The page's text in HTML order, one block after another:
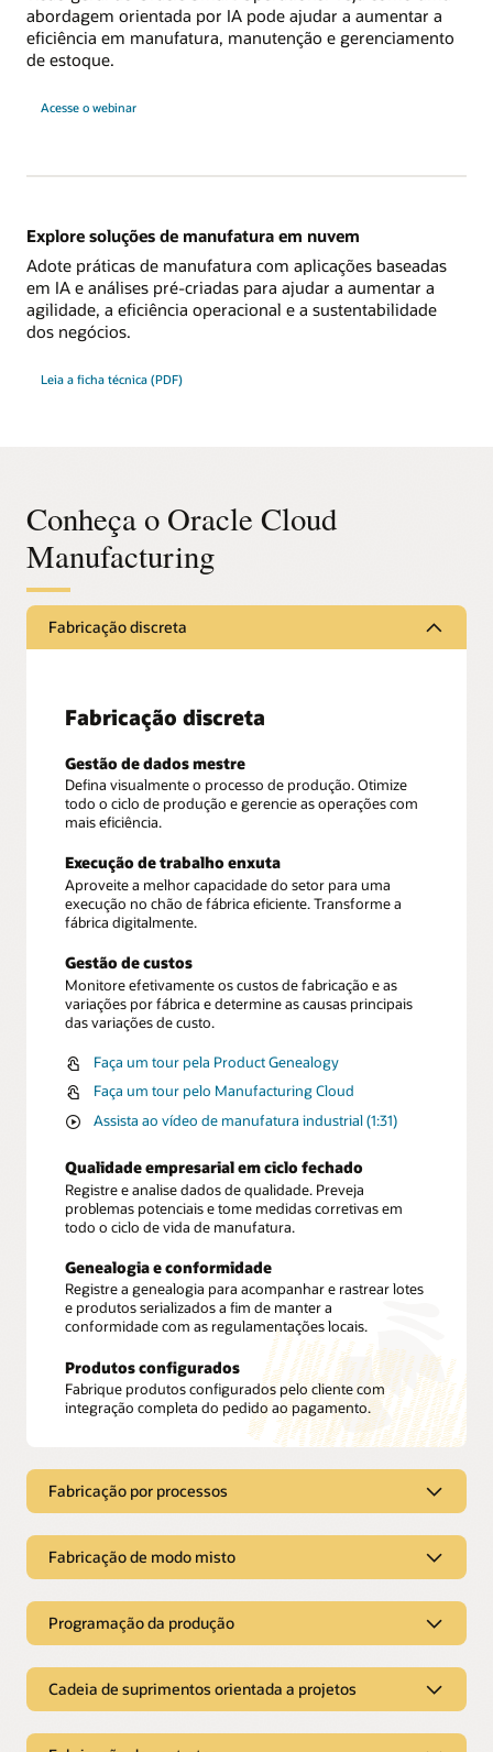
abordagem orientada por IA pode ajudar a aumentar a
eficiência em manufatura, manutenção e gerenciamento
de estoque.
Acesse o webinar
Explore soluções de manufatura em nuvem
Adote práticas de manufatura com aplicações baseadas
em IA e análises pré-criadas para ajudar a aumentar a
agilidade, a eficiência operacional e a sustentabilidade
dos negócios.
Leia a ficha técnica (PDF)
Conheça o Oracle Cloud
Manufacturing
Fabricação discreta
Fabricação discreta
Gestão de dados mestre
Defina visualmente o processo de produção. Otimize
todo o ciclo de produção e gerencie as operações com
mais eficiência.
Execução de trabalho enxuta
Aproveite a melhor capacidade do setor para uma
execução no chão de fábrica eficiente. Transforme a
fábrica digitalmente.
Gestão de custos
Monitore efetivamente os custos de fabricação e as
variações por fábrica e determine as causas principais
das variações de custo.
Faça um tour pela Product Genealogy
Faça um tour pelo Manufacturing Cloud
Assista ao vídeo de manufatura industrial (1:31)
Qualidade empresarial em ciclo fechado
Registre e analise dados de qualidade. Preveja
problemas potenciais e tome medidas corretivas em
todo o ciclo de vida de manufatura.
Genealogia e conformidade
Registre a genealogia para acompanhar e rastrear lotes
e produtos serializados a fim de manter a
conformidade com as regulamentações locais.
Produtos configurados
Fabrique produtos configurados pelo cliente com
integração completa do pedido ao pagamento.
Fabricação por processos
Fabricação por processos
Gestão de receitas
Aprimore o processo de produção. Defina visualmente
receitas para fazer um lote com coprodutos e
subprodutos.
Execução em lote
melhores recursos da Oracle para essa classe e
Fabricação de modo misto
Fabricação de modo misto
Flexibilidade na execução da produção
Execute a produção com base na produção para
estoque, na produção para pedido, na configuração
para pedido, na engenharia para pedido ou na
Programação da produção
Programação da produção
Crie programações executáveis de alta
Cadeia de suprimentos orientada a projetos